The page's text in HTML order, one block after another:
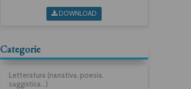
DOWNLOAD
Categorie
Letteratura (narrativa, poesia,
saggistica...)